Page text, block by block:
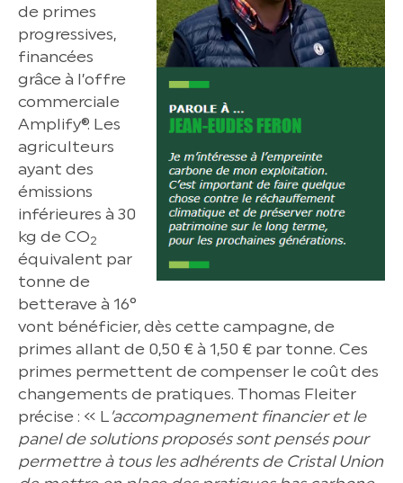
de primes
progressives,
financées
grâce à l’offre
commerciale
Amplify®. Les
agriculteurs
ayant des
émissions
inférieures à 30
kg de CO2
équivalent par
tonne de
betterave à 16°
vont bénéficier, dès cette campagne, de
primes allant de 0,50 € à 1,50 € par tonne. Ces
primes permettent de compenser le coût des
changements de pratiques. Thomas Fleiter
précise : « L’accompagnement financier et le
panel de solutions proposés sont pensés pour
permettre à tous les adhérents de Cristal Union